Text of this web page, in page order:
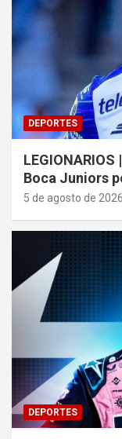
DEPORTES
Boca Juniors
5 de agosto de 2026
DEPORTES